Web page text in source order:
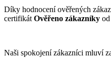
Díky hodnocení ověřených
certifikát Ověřeno zákazníky
Naši spokojení zákazníci mluví